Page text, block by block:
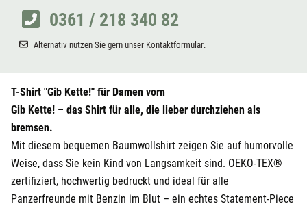
0361 / 218 340 82
Alternativ nutzen Sie gern unser Kontaktformular.
T-Shirt "Gib Kette!" für Damen vorn
Gib Kette! – das Shirt für alle, die lieber durchziehen als
bremsen.
Mit diesem bequemen Baumwollshirt zeigen Sie auf humorvolle
Weise, dass Sie kein Kind von Langsamkeit sind. OEKO-TEX®
zertifiziert, hochwertig bedruckt und ideal für alle
Panzerfreunde mit Benzin im Blut – ein echtes Statement-Piece